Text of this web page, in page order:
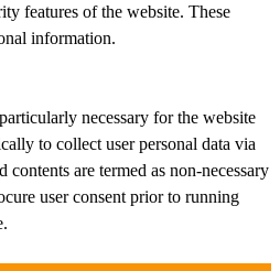
features of the website. These
information.
necessary for the website
to collect user personal data via
contents are termed as non-necessary
user consent prior to running